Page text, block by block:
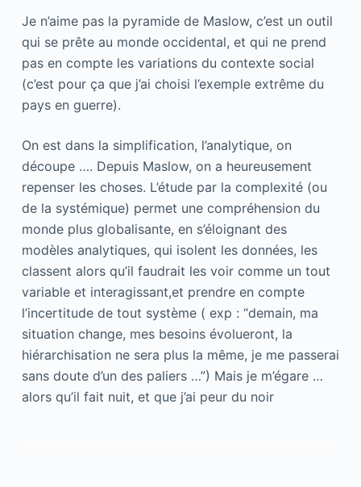
Je n’aime pas la pyramide de Maslow, c’est un outil
qui se prête au monde occidental, et qui ne prend
pas en compte les variations du contexte social
(c’est pour ça que j’ai choisi l’exemple extrême du
pays en guerre).
On est dans la simplification, l’analytique, on
découpe …. Depuis Maslow, on a heureusement
repenser les choses. L’étude par la complexité (ou
de la systémique) permet une compréhension du
monde plus globalisante, en s’éloignant des
modèles analytiques, qui isolent les données, les
classent alors qu’il faudrait les voir comme un tout
variable et interagissant,et prendre en compte
l’incertitude de tout système ( exp : “demain, ma
situation change, mes besoins évolueront, la
hiérarchisation ne sera plus la même, je me passerai
sans doute d’un des paliers …”) Mais je m’égare …
alors qu’il fait nuit, et que j’ai peur du noir